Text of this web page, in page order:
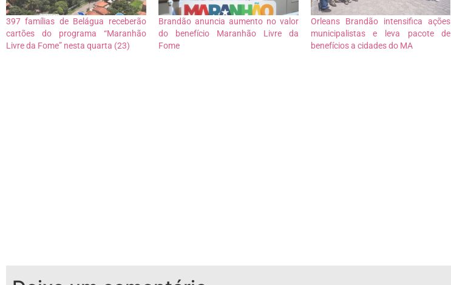
397 famílias de Belágua receberão
cartões do programa “Maranhão
Livre da Fome” nesta quarta (23)
Brandão anuncia aumento no valor
do benefício Maranhão Livre da
Fome
Orleans Brandão intensifica ações
municipalistas e leva pacote de
benefícios a cidades do MA